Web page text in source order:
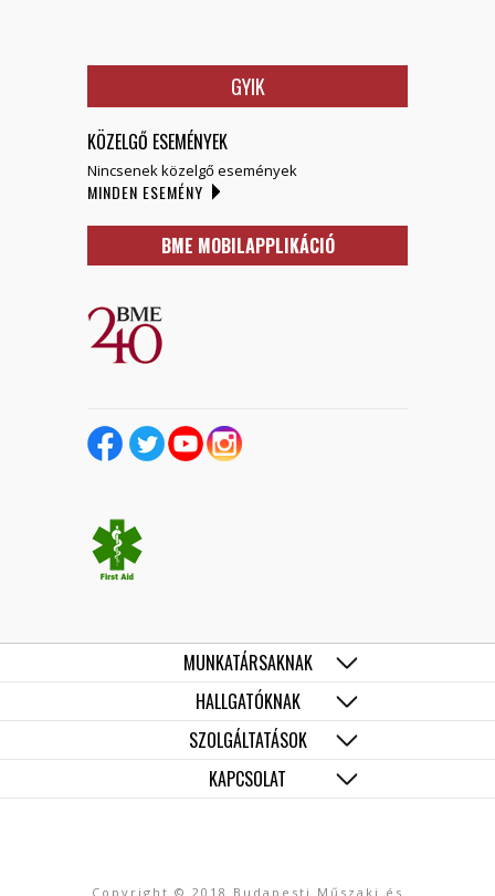
GYIK
KÖZELGŐ ESEMÉNYEK
Nincsenek közelgő események
MINDEN ESEMÉNY
BME MOBILAPPLIKÁCIÓ
MUNKATÁRSAKNAK
HALLGATÓKNAK
SZOLGÁLTATÁSOK
KAPCSOLAT
Copyright © 2018 Budapesti Műszaki és